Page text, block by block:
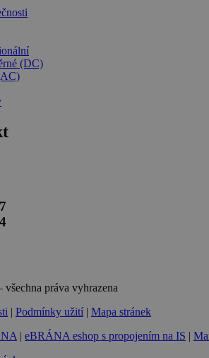
(DC)
práva vyhrazena
| Podmínky užití | Mapa stránek
| eBRÁNA eshop s propojením na IS |